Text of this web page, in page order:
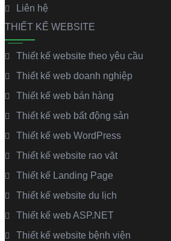
Liên hệ
THIẾT KẾ WEBSITE
Thiết kế website theo yêu cầu
Thiết kế web doanh nghiệp
Thiết kế web bán hàng
Thiết kế web bất động sản
Thiết kế web WordPress
Thiết kế website rao vặt
Thiết kế Landing Page
Thiết kế website du lịch
Thiết kế web ASP.NET
Thiết kế website bệnh viện